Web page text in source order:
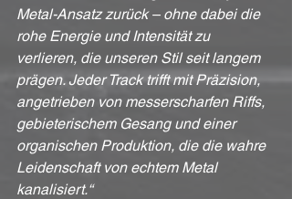
Metal-Ansatz zurück – ohne dabei die
rohe Energie und Intensität zu
verlieren, die unseren Stil seit langem
prägen. Jeder Track trifft mit Präzision,
angetrieben von messerscharfen Riffs,
gebieterischem Gesang und einer
organischen Produktion, die die wahre
Leidenschaft von echtem Metal
kanalisiert.“